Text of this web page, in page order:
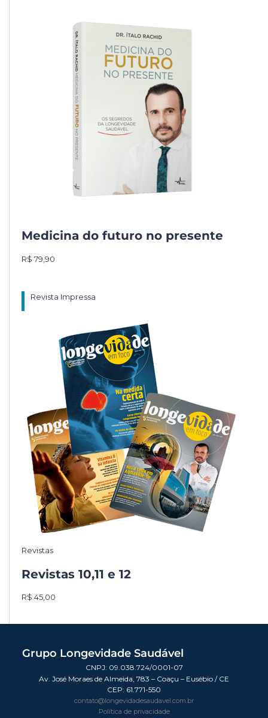
Medicina do futuro no presente
R$ 79,90
Revista Impressa
Revistas
Revistas 10,11 e 12
R$ 45,00
Grupo Longevidade Saudável
CNPJ: 09.038.724/0001-07
Av. José Moraes de Almeida, 783 – Coaçu – Eusébio / CE
CEP: 61.771-550
contato@longevidadesaudavel.com.br
Política de privacidade